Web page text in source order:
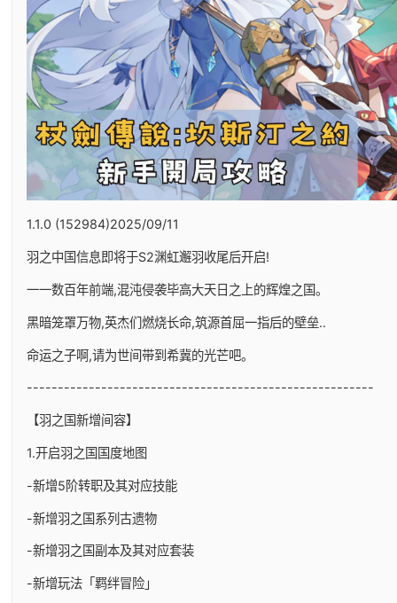
1.1.0 (152984)2025/09/11
羽之中国信息即将于S2渊虹邂羽收尾后开启!
一一数百年前端,混沌侵袭毕高大天日之上的辉煌之国。
黑暗笼罩万物,英杰们燃烧长命,筑源首屈一指后的壁垒..
命运之子啊,请为世间带到希冀的光芒吧。
--------------------------------------------------------
【羽之国新增间容】
1.开启羽之国国度地图
-新增5阶转职及其对应技能
-新增羽之国系列古遗物
-新增羽之国副本及其对应套装
-新增玩法「羁绊冒险」